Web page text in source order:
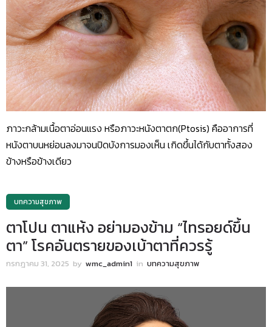
ภาวะกล้ามเนื้อตาอ่อนแรง หรือภาวะหนังตาตก(Ptosis) คืออาการที่
หนังตาบนหย่อนลงมาจนปิดบังการมองเห็น เกิดขึ้นได้กับตาทั้งสอง
ข้างหรือข้างเดียว
บทความสุขภาพ
ตาโปน ตาแห้ง อย่ามองข้าม “ไทรอยด์ขึ้น
ตา” โรคอันตรายของเบ้าตาที่ควรรู้
กรกฎาคม 31, 2025 by wmc_admin1 in บทความสุขภาพ